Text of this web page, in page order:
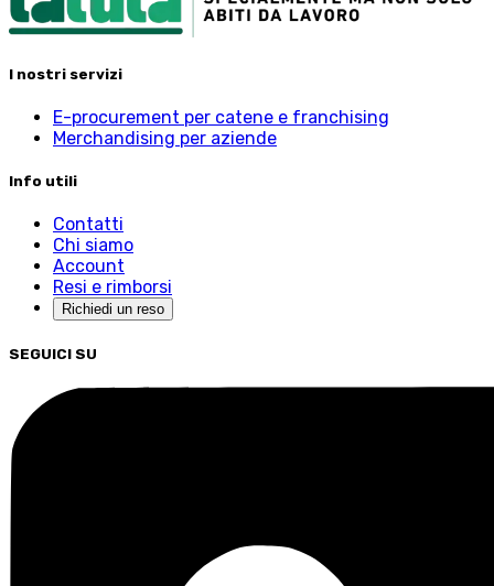
I nostri servizi
E-procurement per catene e franchising
Merchandising per aziende
Info utili
Contatti
Chi siamo
Account
Resi e rimborsi
Richiedi un reso
SEGUICI SU